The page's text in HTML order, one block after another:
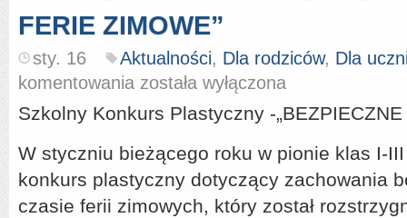
FERIE ZIMOWE”
sty. 16 Aktualności, Dla rodziców, Dla
komentowania Szkolny
Konkurs
Plastyczny
-
FERIE
ZIMOWE”
została wyłączona
Szkolny Konkurs Plastyczny -„BEZPIECZNE
W styczniu bieżącego roku w pionie klas I-
konkurs plastyczny dotyczący zachowania
czasie ferii zimowych, który został